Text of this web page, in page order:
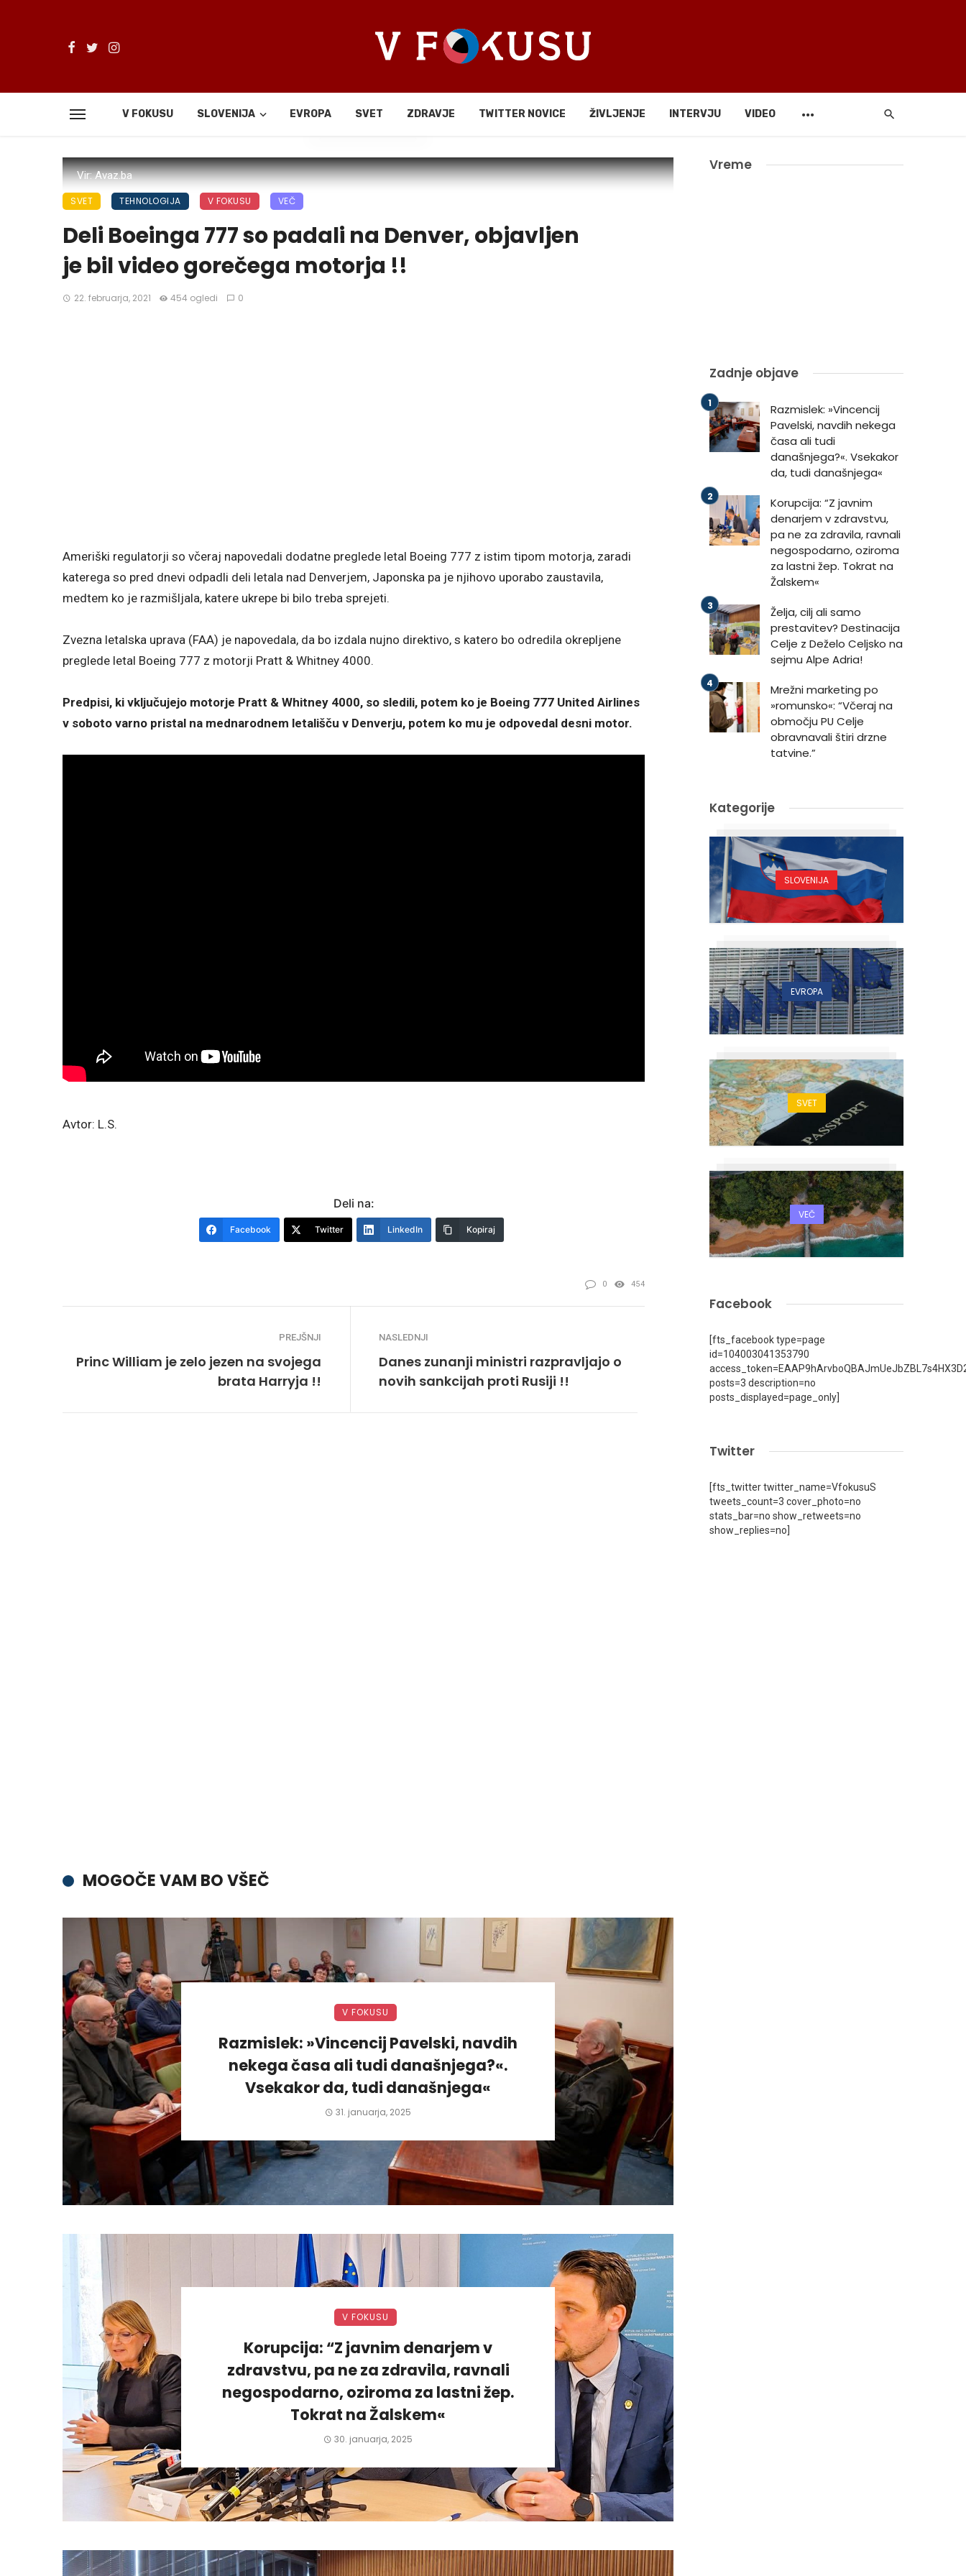
V FOKUSU SLOVENIJA EVROPA SVET ZDRAVJE TWITTER NOVICE ŽIVLJENJE INTERVJU VIDEO
Vir: Avaz.ba
Deli
SVET TEHNOLOGIJA V FOKUSU VEČ
Deli Boeinga 777 so padali na Denver, objavljen
je bil video gorečega motorja !!
22. februarja, 2021 454 ogledi 0
Ameriški regulatorji so včeraj napovedali dodatne preglede letal Boeing 777 z istim tipom motorja, zaradi
katerega so pred dnevi odpadli deli letala nad Denverjem, Japonska pa je njihovo uporabo zaustavila,
medtem ko je razmišljala, katere ukrepe bi bilo treba sprejeti.
Zvezna letalska uprava (FAA) je napovedala, da bo izdala nujno direktivo, s katero bo odredila okrepljene
preglede letal Boeing 777 z motorji Pratt & Whitney 4000.
Predpisi, ki vključujejo motorje Pratt & Whitney 4000, so sledili, potem ko je Boeing 777 United Airlines
v soboto varno pristal na mednarodnem letališču v Denverju, potem ko mu je odpovedal desni motor.
Avtor: L.S.
Deli na:
Facebook Twitter LinkedIn Kopiraj
0 454
PREJŠNJI
Princ William je zelo jezen na svojega
brata Harryja !!
NASLEDNJI
Danes zunanji ministri razpravljajo o
novih sankcijah proti Rusiji !!
MOGOČE VAM BO VŠEČ
V FOKUSU
Razmislek: »Vincencij Pavelski, navdih
nekega časa ali tudi današnjega?«.
Vsekakor da, tudi današnjega«
31. januarja, 2025
V FOKUSU
Korupcija: “Z javnim denarjem v
zdravstvu, pa ne za zdravila, ravnali
negospodarno, oziroma za lastni žep.
Tokrat na Žalskem«
30. januarja, 2025
Vreme
Zadnje objave
Razmislek: »Vincencij
Pavelski, navdih nekega
časa ali tudi
današnjega?«. Vsekakor
da, tudi današnjega«
Korupcija: “Z javnim
denarjem v zdravstvu,
pa ne za zdravila, ravnali
negospodarno, oziroma
za lastni žep. Tokrat na
Žalskem«
Želja, cilj ali samo
prestavitev? Destinacija
Celje z Deželo Celjsko na
sejmu Alpe Adria!
Mrežni marketing po
»romunsko«: “Včeraj na
območju PU Celje
obravnavali štiri drzne
tatvine.”
Kategorije
SLOVENIJA
EVROPA
SVET
VEČ
Facebook
[fts_facebook type=page
id=104003041353790
posts=3 description=no
posts_displayed=page_only]
Twitter
[fts_twitter twitter_name=VfokusuS
tweets_count=3 cover_photo=no
stats_bar=no show_retweets=no
show_replies=no]